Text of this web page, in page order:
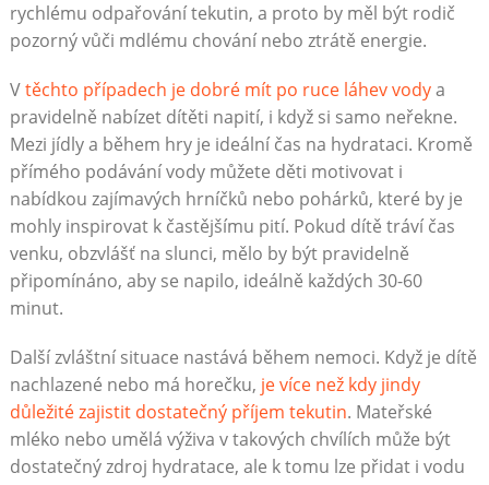
rychlému odpařování tekutin, a proto by měl být rodič
pozorný vůči mdlému chování nebo ztrátě energie.
Vtěchto případech je dobré mít po ruce láhev vodya
pravidelně nabízet dítěti napití, i když si samo neřekne.
Mezi jídly a během hry je ideální čas na hydrataci. Kromě
přímého podávání vody můžete děti motivovat i
nabídkou zajímavých hrníčků nebo pohárků, které by je
mohly inspirovat k častějšímu pití. Pokud dítě tráví čas
venku, obzvlášť na slunci, mělo by být pravidelně
připomínáno, aby se napilo, ideálně každých 30-60
minut.
Další zvláštní situace nastává během nemoci. Když je dítě
nachlazené nebo má horečku, je více než kdy jindy
důležité zajistit dostatečný příjem tekutin. Mateřské
mléko nebo umělá výživa v takových chvílích může být
dostatečný zdroj hydratace, ale k tomu lze přidat i vodu